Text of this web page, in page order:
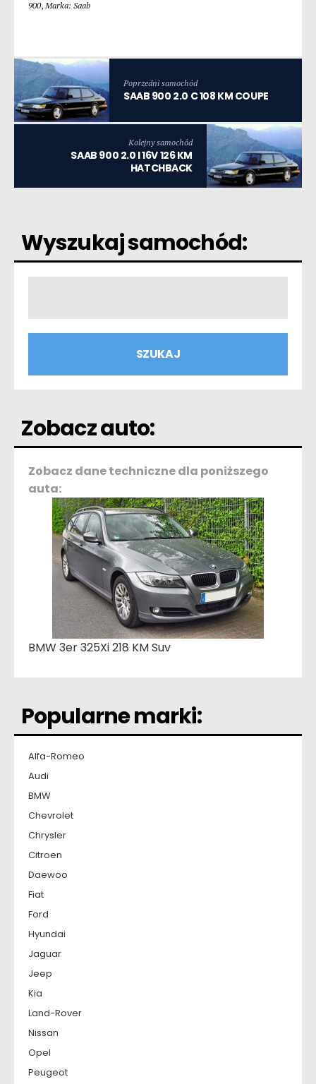
900, Marka: Saab
Poprzedni samochód
SAAB 900 2.0 C 108 KM COUPE
Kolejny samochód
SAAB 900 2.0 I 16V 126 KM
HATCHBACK
Wyszukaj samochód:
Zobacz auto:
Zobacz dane techniczne dla poniższego
auta:
BMW 3er 325Xi 218 KM Suv
Popularne marki:
Alfa-Romeo
Audi
BMW
Chevrolet
Chrysler
Citroen
Daewoo
Fiat
Ford
Hyundai
Jaguar
Jeep
Kia
Land-Rover
Nissan
Opel
Peugeot